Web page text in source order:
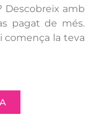
Descobreix amb
pagat de més.
comença la teva